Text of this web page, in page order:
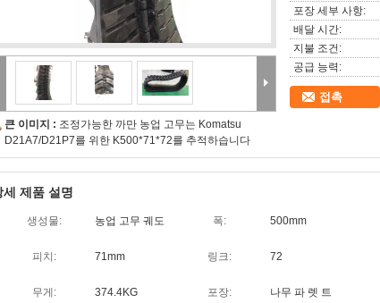
큰 이미지 : 조정가능한 까만 농업 고무는 Komatsu
D21A7/D21P7를 위한 K500*71*72를 추적하습니다
포장 세부 사항:
배달 시간:
지불 조건:
공급 능력:
접촉
세 제품 설명
생성물: 농업 고무 궤도 폭: 500mm
피치: 71mm 링크: 72
무게: 374.4KG 포장: 나무 파 렛 트